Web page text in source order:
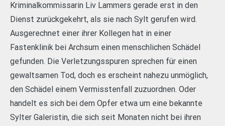
Kriminalkommissarin Liv Lammers gerade erst in den
Dienst zurückgekehrt, als sie nach Sylt gerufen wird.
Ausgerechnet einer ihrer Kollegen hat in einer
Fastenklinik bei Archsum einen menschlichen Schädel
gefunden. Die Verletzungsspuren sprechen für einen
gewaltsamen Tod, doch es erscheint nahezu unmöglich,
den Schädel einem Vermisstenfall zuzuordnen. Oder
handelt es sich bei dem Opfer etwa um eine bekannte
Sylter Galeristin, die sich seit Monaten nicht bei ihren